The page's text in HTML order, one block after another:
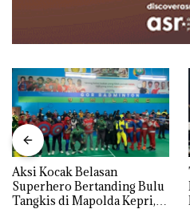
Aksi Kocak Belasan
Superhero Bertanding Bulu
Tangkis di Mapolda Kepri,